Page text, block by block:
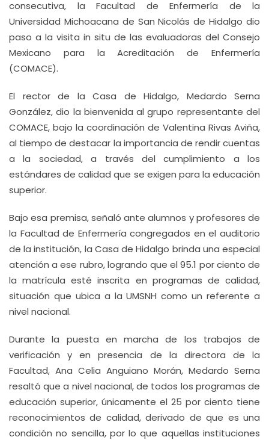
consecutiva, la Facultad de Enfermería de la
Universidad Michoacana de San Nicolás de Hidalgo dio
paso a la visita in situ de las evaluadoras del Consejo
Mexicano para la Acreditación de Enfermería
(COMACE).
El rector de la Casa de Hidalgo, Medardo Serna
González, dio la bienvenida al grupo representante del
COMACE, bajo la coordinación de Valentina Rivas Aviña,
al tiempo de destacar la importancia de rendir cuentas
a la sociedad, a través del cumplimiento a los
estándares de calidad que se exigen para la educación
superior.
Bajo esa premisa, señaló ante alumnos y profesores de
la Facultad de Enfermería congregados en el auditorio
de la institución, la Casa de Hidalgo brinda una especial
atención a ese rubro, logrando que el 95.1 por ciento de
la matrícula esté inscrita en programas de calidad,
situación que ubica a la UMSNH como un referente a
nivel nacional.
Durante la puesta en marcha de los trabajos de
verificación y en presencia de la directora de la
Facultad, Ana Celia Anguiano Morán, Medardo Serna
resaltó que a nivel nacional, de todos los programas de
educación superior, únicamente el 25 por ciento tiene
reconocimientos de calidad, derivado de que es una
condición no sencilla, por lo que aquellas instituciones